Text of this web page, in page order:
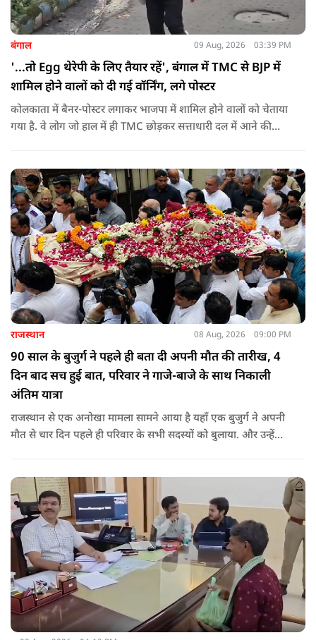
बंगाल 09 Aug, 2026 03:39 PM
'...तो Egg थेरेपी के लिए तैयार रहें', बंगाल में TMC से BJP में
शामिल होने वालों को दी गई वॉर्निंग, लगे पोस्टर
कोलकाता में बैनर-पोस्टर लगाकर भाजपा में शामिल होने वालों को चेताया
गया है. वे लोग जो हाल में ही TMC छोड़कर सत्ताधारी दल में आने की
राजस्थान 08 Aug, 2026 09:00 PM
90 साल के बुजुर्ग ने पहले ही बता दी अपनी मौत की तारीख, 4
दिन बाद सच हुई बात, परिवार ने गाजे-बाजे के साथ निकाली
अंतिम यात्रा
राजस्थान से एक अनोखा मामला सामने आया है यहाँ एक बुजुर्ग ने अपनी
मौत से चार दिन पहले ही परिवार के सभी सदस्यों को बुलाया. और उन्हें